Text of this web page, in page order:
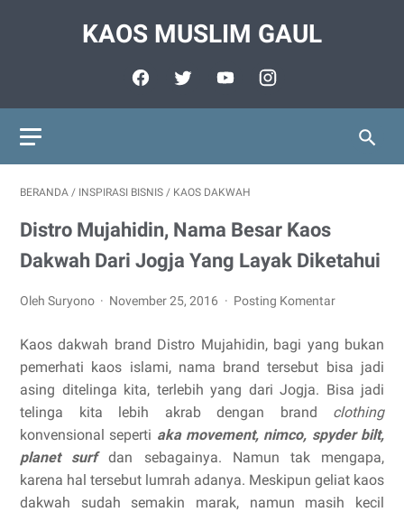
KAOS MUSLIM GAUL
BERANDA / INSPIRASI BISNIS / KAOS DAKWAH
Distro Mujahidin, Nama Besar Kaos
Dakwah Dari Jogja Yang Layak Diketahui
Oleh Suryono November 25, 2016 Posting Komentar
Kaos dakwah brand Distro Mujahidin, bagi yang bukan
pemerhati kaos islami, nama brand tersebut bisa jadi
asing ditelinga kita, terlebih yang dari Jogja. Bisa jadi
telinga kita lebih akrab dengan brand clothing
konvensional seperti aka movement, nimco, spyder bilt,
planet surfdan sebagainya. Namun tak mengapa,
karena hal tersebut lumrah adanya. Meskipun geliat kaos
dakwah sudah semakin marak, namun masih kecil